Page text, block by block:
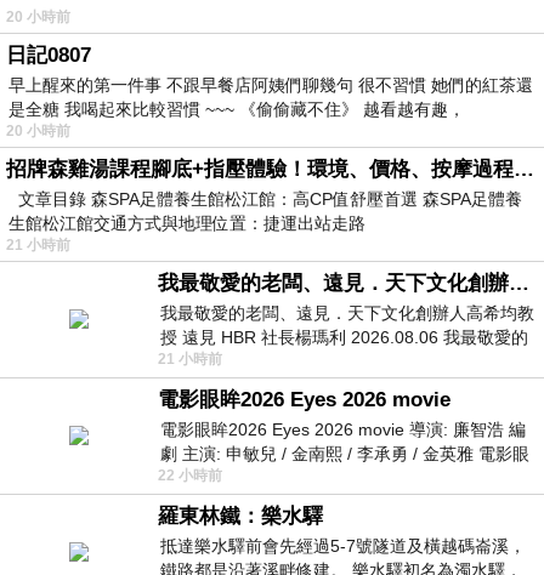
20 小時前
日記0807
早上醒來的第一件事 不跟早餐店阿姨們聊幾句 很不習慣 她們的紅茶還
是全糖 我喝起來比較習慣 ~~~ 《偷偷藏不住》 越看越有趣，
20 小時前
招牌森雞湯課程腳底+指壓體驗！環境、價格、按摩過程全紀錄，森SPA足體養生館松江館最新價格表
文章目錄 森SPA足體養生館松江館：高CP值舒壓首選 森SPA足體養
生館松江館交通方式與地理位置：捷運出站走路
21 小時前
我最敬愛的老闆、遠見．天下文化創辦人高希均教授
我最敬愛的老闆、遠見．天下文化創辦人高希均教
授 遠見 HBR 社長楊瑪利 2026.08.06 我最敬愛的
老闆、遠見．天下文化創辦人高希均教
21 小時前
電影眼眸2026 Eyes 2026 movie
電影眼眸2026 Eyes 2026 movie 導演: 廉智浩 編
劇 主演: 申敏兒 / 金南熙 / 李承勇 / 金英雅 電影眼
眸2026描述攝影師徐珍因遺
22 小時前
羅東林鐵：樂水驛
抵達樂水驛前會先經過5-7號隧道及橫越碼崙溪，
鐵路都是沿著溪畔修建。 樂水驛初名為濁水驛，